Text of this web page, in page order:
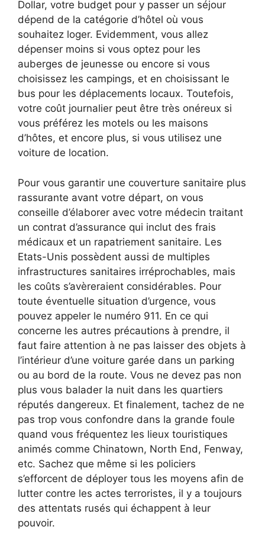
Dollar, votre budget pour y passer un séjour
dépend de la catégorie d’hôtel où vous
souhaitez loger. Evidemment, vous allez
dépenser moins si vous optez pour les
auberges de jeunesse ou encore si vous
choisissez les campings, et en choisissant le
bus pour les déplacements locaux. Toutefois,
votre coût journalier peut être très onéreux si
vous préférez les motels ou les maisons
d’hôtes, et encore plus, si vous utilisez une
voiture de location.
Pour vous garantir une couverture sanitaire plus
rassurante avant votre départ, on vous
conseille d’élaborer avec votre médecin traitant
un contrat d’assurance qui inclut des frais
médicaux et un rapatriement sanitaire. Les
Etats-Unis possèdent aussi de multiples
infrastructures sanitaires irréprochables, mais
les coûts s’avèreraient considérables. Pour
toute éventuelle situation d’urgence, vous
pouvez appeler le numéro 911. En ce qui
concerne les autres précautions à prendre, il
faut faire attention à ne pas laisser des objets à
l’intérieur d’une voiture garée dans un parking
ou au bord de la route. Vous ne devez pas non
plus vous balader la nuit dans les quartiers
réputés dangereux. Et finalement, tachez de ne
pas trop vous confondre dans la grande foule
quand vous fréquentez les lieux touristiques
animés comme Chinatown, North End, Fenway,
etc. Sachez que même si les policiers
s’efforcent de déployer tous les moyens afin de
lutter contre les actes terroristes, il y a toujours
des attentats rusés qui échappent à leur
pouvoir.